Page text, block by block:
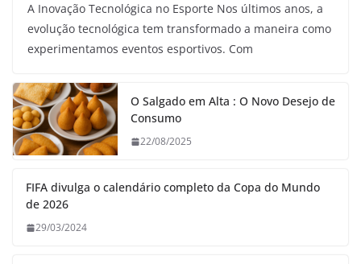
A Inovação Tecnológica no Esporte Nos últimos anos, a
evolução tecnológica tem transformado a maneira como
experimentamos eventos esportivos. Com
O Salgado em Alta : O Novo Desejo de
Consumo
22/08/2025
FIFA divulga o calendário completo da Copa do Mundo
de 2026
29/03/2024